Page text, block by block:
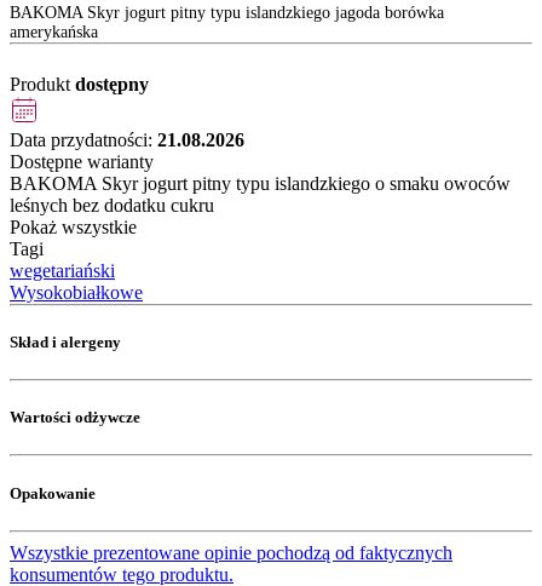
BAKOMA Skyr jogurt pitny typu islandzkiego jagoda borówka
amerykańska
Produkt dostępny
Data przydatności: 21.08.2026
Dostępne warianty
BAKOMA Skyr jogurt pitny typu islandzkiego o smaku owoców
leśnych bez dodatku cukru
Pokaż wszystkie
Tagi
wegetariański
Wysokobiałkowe
Skład i alergeny
Wartości odżywcze
Opakowanie
Wszystkie prezentowane opinie pochodzą od faktycznych
konsumentów tego produktu.